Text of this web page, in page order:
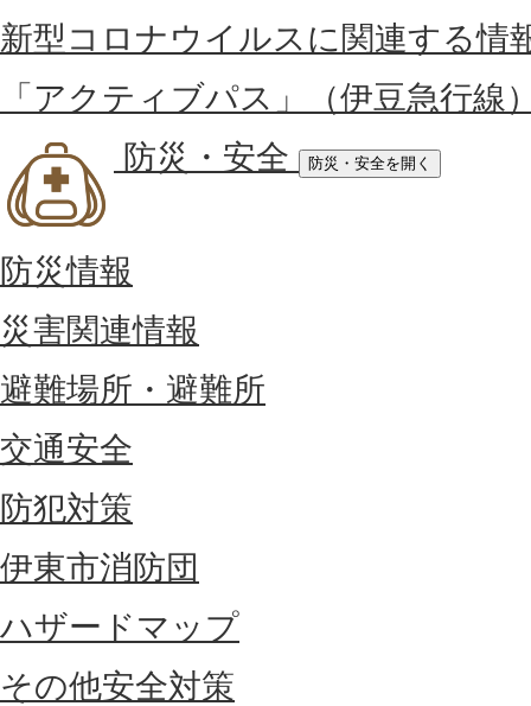
新型コロナウイルスに関連する情
「アクティブパス」（伊豆急行線
防災・安全
防災・安全を開く
防災情報
災害関連情報
避難場所・避難所
交通安全
防犯対策
伊東市消防団
ハザードマップ
その他安全対策